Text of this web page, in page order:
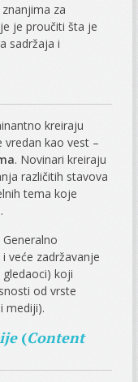
za
je proučiti šta je
sadržaja i
kreiraju
vredan kao vest –
. Novinari kreiraju
različitih stavova
tema koje
Generalno
veće zadržavanje
koji
od vrste
mediji).
(Content